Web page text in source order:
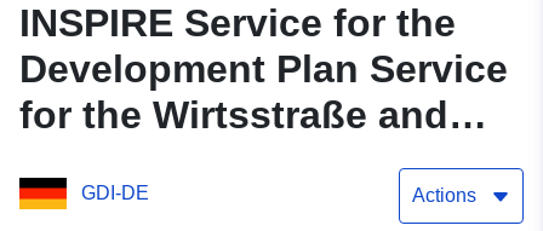
INSPIRE Service for the
Development Plan Service
for the Wirtsstraße and
Hadergasse Building Line
Change Plan (XPlanGML
GDI-DE Actions